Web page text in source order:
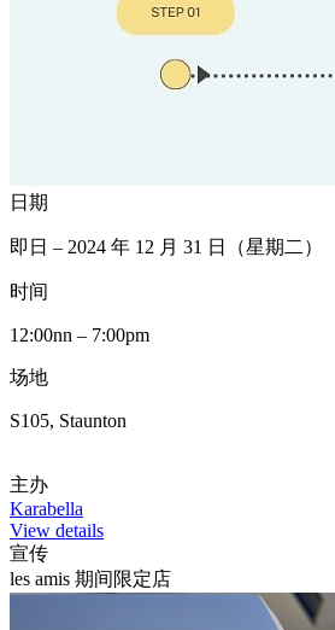
日期
即日 – 2024 年 12 月 31 日（星期二）
时间
12:00nn – 7:00pm
场地
S105, Staunton
主办
Karabella
View details
宣传
les amis 期间限定店